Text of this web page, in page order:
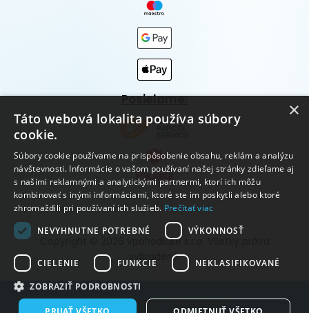
Posielame:
Copyright © 2026 vpohodičke s.r.o. Všetky práva
vyhradené.
Vytvorené systémom ClickEshop.sk
×
Táto webová lokalita používa súbory
cookie.
Súbory cookie používame na prispôsobenie obsahu, reklám a analýzu
návštevnosti. Informácie o vašom používaní našej stránky zdieľame aj
s našimi reklamnými a analytickými partnermi, ktorí ich môžu
kombinovať s inými informáciami, ktoré ste im poskytli alebo ktoré
zhromaždili pri používaní ich služieb. Prečítať viac
NEVYHNUTNE POTREBNÉ
VÝKONNOSŤ
CIELENIE FUNKCIE NEKLASIFIKOVANÉ
ZOBRAZIŤ PODROBNOSTI